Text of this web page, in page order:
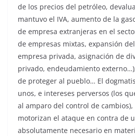
de los precios del petróleo,
mantuvo el IVA, aumento de la
de empresa extranjeras en el
de empresas mixtas, expansión
empresa privada, asignación de
privado, endeudamiento
de proteger al pueblo… El
unos, e intereses perversos (los
al amparo del control de
motorizan el ataque en contra de
absolutamente necesario en